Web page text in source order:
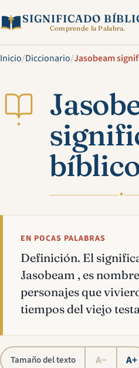
SIGNIFICADO
Comprende la Palabra.
Inicio/Diccionario/Jasobeam
✦
✦
EN POCAS PALABRAS
Definición. El
Jasobeam , es
personajes que
tiempos del viejo
Tamaño del texto A− A+